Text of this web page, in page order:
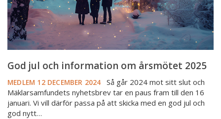
God jul och information om årsmötet 2025
MEDLEM 12 DECEMBER 2024
Så går 2024 mot sitt slut och
Mäklarsamfundets nyhetsbrev tar en paus fram till den 16
januari. Vi vill därför passa på att skicka med en god jul och
god nytt…